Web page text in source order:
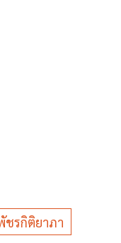
ชรกิติยาภา